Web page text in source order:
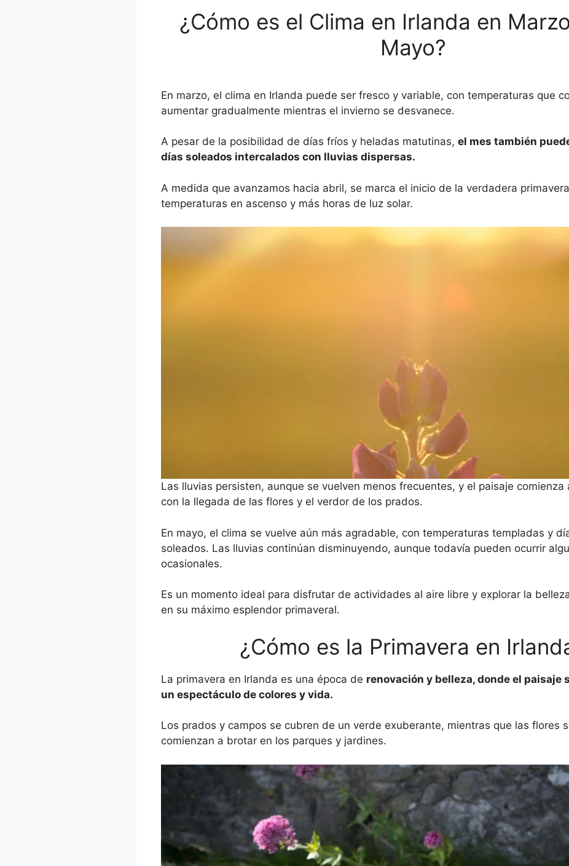
¿Cómo es el Clima en Irlanda en
Mayo?
En marzo, el clima en Irlanda puede ser fresco y variable, con temperaturas que
aumentar gradualmente mientras el invierno se desvanece.
A pesar de la posibilidad de días fríos y heladas matutinas, el mes también
días soleados intercalados con lluvias dispersas.
A medida que avanzamos hacia abril, se marca el inicio de la verdadera
temperaturas en ascenso y más horas de luz solar.
Las lluvias persisten, aunque se vuelven menos frecuentes, y el paisaje comienza
con la llegada de las flores y el verdor de los prados.
En mayo, el clima se vuelve aún más agradable, con temperaturas templadas y
soleados. Las lluvias continúan disminuyendo, aunque todavía pueden ocurrir
ocasionales.
Es un momento ideal para disfrutar de actividades al aire libre y explorar la
en su máximo esplendor primaveral.
¿Cómo es la Primavera en
La primavera en Irlanda es una época de renovación y belleza, donde el paisaje
un espectáculo de colores y vida.
Los prados y campos se cubren de un verde exuberante, mientras que las flores
comienzan a brotar en los parques y jardines.